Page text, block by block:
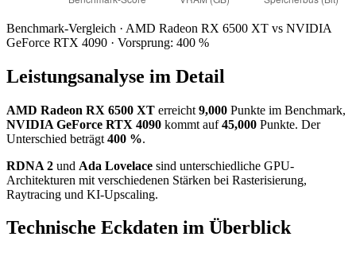
Benchmark-Vergleich · AMD Radeon RX 6500 XT vs NVIDIA
GeForce RTX 4090 · Vorsprung: 400 %
Leistungsanalyse im Detail
AMD Radeon RX 6500 XT erreicht 9,000 Punkte im Benchmark,
NVIDIA GeForce RTX 4090 kommt auf45,000 Punkte. Der
Unterschied beträgt 400 %.
RDNA 2 und Ada Lovelace sind unterschiedliche GPU-
Architekturen mit verschiedenen Stärken bei Rasterisierung,
Raytracing und KI-Upscaling.
Technische Eckdaten im Überblick